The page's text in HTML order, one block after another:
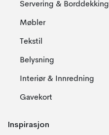
Servering & Borddekking
Møbler
Tekstil
Belysning
Interiør & Innredning
Gavekort
Inspirasjon